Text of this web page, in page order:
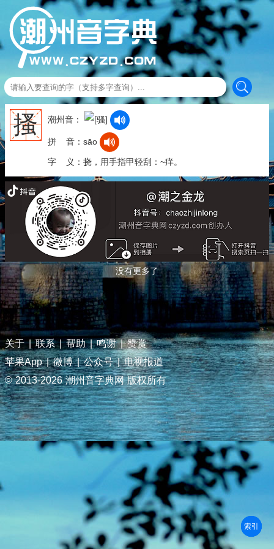
搔 潮州音：
拼 音：sāo
字 义：挠，用手指甲轻刮：~痒。
没有更多了
关于 | 联系 | 帮助 | 鸣谢 | 赞赏
苹果App | 微博 | 公众号 | 电视报道
© 2013-2026 潮州音字典网 版权所有
部首
笔划
拼音
潮拼